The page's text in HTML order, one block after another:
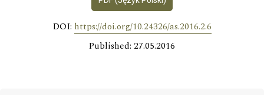
DOI: https://doi.org/10.24326/as.2016.2.6
Published: 27.05.2016